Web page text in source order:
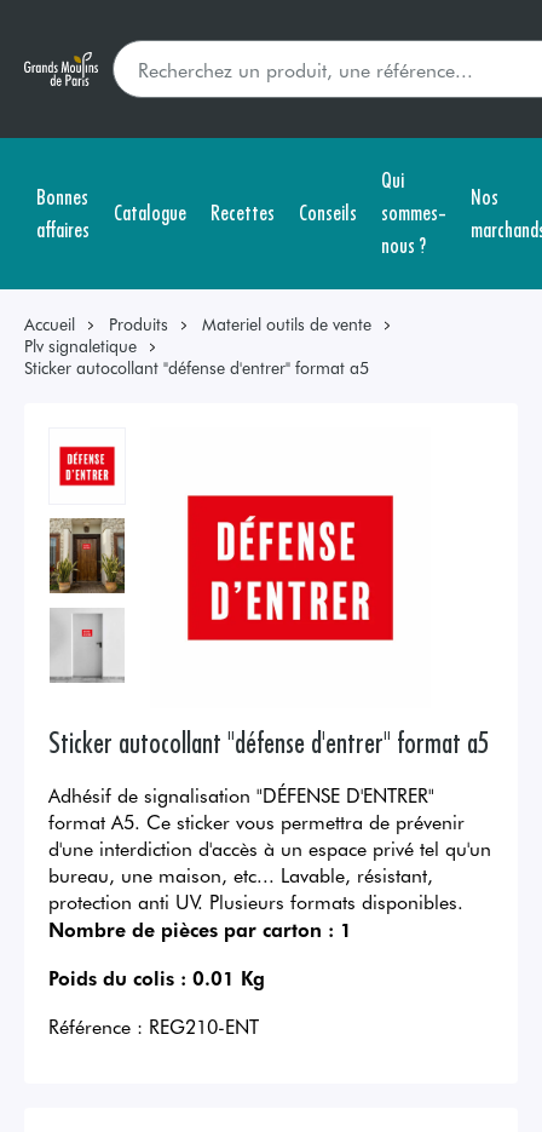
Bonnes
affaires
Catalogue Recettes Conseils
Qui
sommes-
nous ?
Nos
Accueil Produits
Materiel outils de vente
Plv signaletique
Sticker autocollant "défense d'entrer" format a5
Sticker autocollant "défense d'entrer" format a5
Adhésif de signalisation "DÉFENSE D'ENTRER"
format A5. Ce sticker vous permettra de prévenir
d'une interdiction d'accès à un espace privé tel qu'un
bureau, une maison, etc... Lavable, résistant,
protection anti UV. Plusieurs formats disponibles.
Nombre de pièces par carton : 1
Poids du colis : 0.01 Kg
Référence : REG210-ENT